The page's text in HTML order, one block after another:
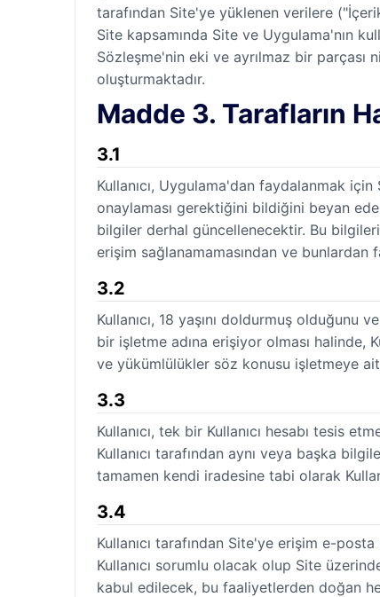
tarafından Site'ye yüklenen verilere
Site kapsamında Site ve Uygulama'nın
Sözleşme'nin eki ve ayrılmaz bir parçası
oluşturmaktadır.
Madde 3. Tarafların
3.1
Kullanıcı, Uygulama'dan faydalanmak
onaylaması gerektiğini bildiğini beyan
bilgiler derhal güncellenecektir. Bu
erişim sağlanamamasından ve bunlardan
3.2
Kullanıcı, 18 yaşını doldurmuş
bir işletme adına erişiyor olması halinde,
ve yükümlülükler söz konusu işletmeye
3.3
Kullanıcı, tek bir Kullanıcı hesabı tesis
Kullanıcı tarafından aynı veya başka
tamamen kendi iradesine tabi olarak
3.4
Kullanıcı tarafından Site'ye erişim e-
Kullanıcı sorumlu olacak olup Site
kabul edilecek, bu faaliyetlerden doğan